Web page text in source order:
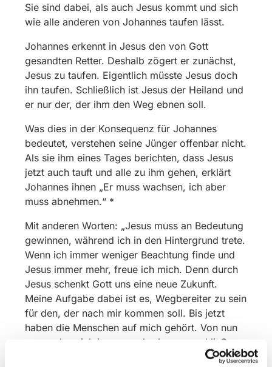
Sie sind dabei, als auch Jesus kommt und sich
wie alle anderen von Johannes taufen lässt.
Johannes erkennt in Jesus den von Gott
gesandten Retter. Deshalb zögert er zunächst,
Jesus zu taufen. Eigentlich müsste Jesus doch
ihn taufen. Schließlich ist Jesus der Heiland und
er nur der, der ihm den Weg ebnen soll.
Was dies in der Konsequenz für Johannes
bedeutet, verstehen seine Jünger offenbar nicht.
Als sie ihm eines Tages berichten, dass Jesus
jetzt auch tauft und alle zu ihm gehen, erklärt
Johannes ihnen „Er muss wachsen, ich aber
muss abnehmen.“ *
Mit anderen Worten: „Jesus muss an Bedeutung
gewinnen, während ich in den Hintergrund trete.
Wenn ich immer weniger Beachtung finde und
Jesus immer mehr, freue ich mich. Denn durch
Jesus schenkt Gott uns eine neue Zukunft.
Meine Aufgabe dabei ist es, Wegbereiter zu sein
für den, der nach mir kommen soll. Bis jetzt
haben die Menschen auf mich gehört. Von nun
an werden sich immer mehr Jesus anschließen.